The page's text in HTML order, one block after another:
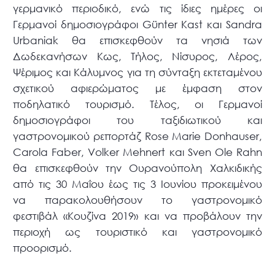
γερμανικό περιοδικό, ενώ τις ίδιες ημέρες οι
Γερμανοί δημοσιογράφοι Günter Kast και Sandra
Urbaniak θα επισκεφθούν τα νησιά των
Δωδεκανήσων Κως, Τήλος, Νίσυρος, Λέρος,
Ψέριμος και Κάλυμνος για τη σύνταξη εκτεταμένου
σχετικού αφιερώματος με έμφαση στον
ποδηλατικό τουρισμό. Τέλος, οι Γερμανοί
δημοσιογράφοι του ταξιδιωτικού και
γαστρονομικού ρεπορτάζ Rose Marie Donhauser,
Carola Faber, Volker Mehnert και Sven Ole Rahn
θα επισκεφθούν την Ουρανούπολη Χαλκιδικής
από τις 30 Μαΐου έως τις 3 Ιουνίου προκειμένου
να παρακολουθήσουν το γαστρονομικό
φεστιβάλ «Κουζίνα 2019» και να προβάλουν την
περιοχή ως τουριστικό και γαστρονομικό
προορισμό.